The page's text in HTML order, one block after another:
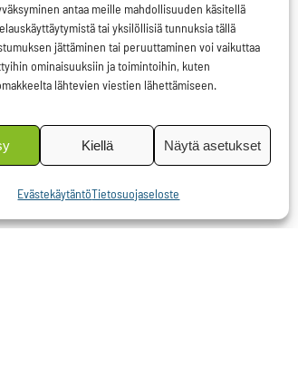
antaa meille mahdollisuuden käsitellä
tai yksilöllisiä tunnuksia tällä
jättäminen tai peruuttaminen voi vaikuttaa
ominaisuuksiin ja toimintoihin, kuten
lähtevien viestien lähettämiseen.
Kiellä Näytä asetukset
EvästekäytäntöTietosuojaseloste